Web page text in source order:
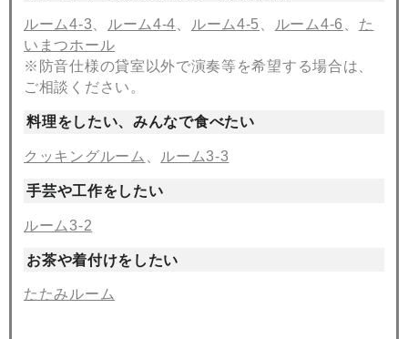
ルーム4-3 ルーム4-4 ルーム4-5 ルーム4-6
た
いまつホール
※防音仕様の貸室以外で演奏等を希望する場合は、
ご相談ください。
料理をしたい、みんなで食べたい
クッキングルーム ルーム3-3
手芸や工作をしたい
ルーム3-2
お茶や着付けをしたい
たたみルーム